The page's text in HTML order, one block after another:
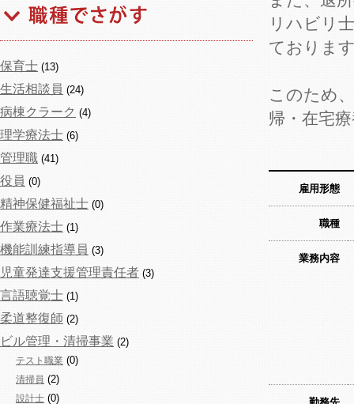
保育士 (13)
生活相談員 (24)
病棟クラーク (4)
理学療法士 (6)
管理職 (41)
役員 (0)
精神保健福祉士 (0)
作業療法士 (1)
機能訓練指導員 (3)
児童発達支援管理責任者 (3)
言語聴覚士 (1)
柔道整復師 (2)
ビル管理・清掃事業 (2)
テスト職業 (0)
清掃員 (2)
設計士 (0)
リハビリ
ておりま
このため
帰・在宅
雇用形態
職種
業務内容